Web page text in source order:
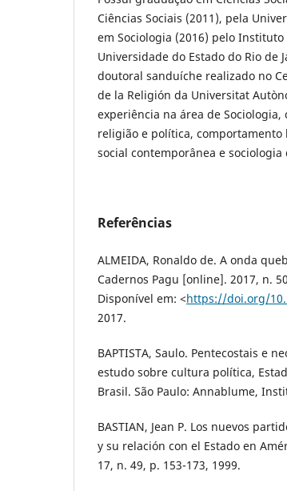
Ciências Sociais (2011), pela
em Sociologia (2016) pelo
Universidade do Estado do Rio de
doutoral sanduíche realizado no
de la Religión da Universitat
experiência na área de
religião e política,
social contemporânea e sociologia
Referências
ALMEIDA, Ronaldo de. A onda
Cadernos Pagu [online]. 2017, n.
Disponível em: <https://doi.org/
2017.
BAPTISTA, Saulo. Pentecostais e
estudo sobre cultura política,
Brasil. São Paulo: Annablume,
BASTIAN, Jean P. Los nuevos
y su relación con el Estado en
17, n. 49, p. 153-173, 1999.